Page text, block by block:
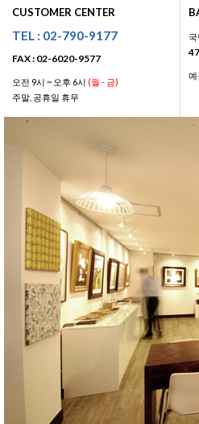
CUSTOMER CENTER
TEL : 02-790-9177
FAX : 02-6020-9577
오전 9시 ~ 오후 6시 (월 - 금)
주말, 공휴일 휴무
예